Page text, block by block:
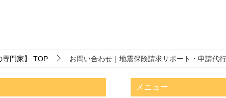
門家】 TOP お問い合わせ｜地震保険請求サポート・申請代
メニュー